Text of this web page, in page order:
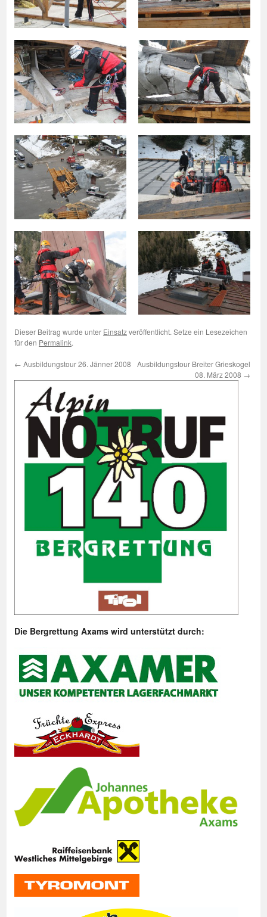
Dieser Beitrag wurde unter Einsatzveröffentlicht. Setze ein Lesezeichen
für den Permalink.
← Ausbildungstour 26. Jänner 2008
Ausbildungstour Breiter Grieskogel
08. März 2008 →
Die Bergrettung Axams wird unterstützt durch: